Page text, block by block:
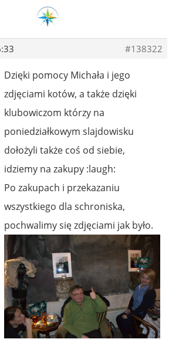
#138322
Dzięki pomocy Michała i jego
zdjęciami kotów, a także dzięki
klubowiczom którzy na
poniedziałkowym slajdowisku
dołożyli także coś od siebie,
idziemy na zakupy :laugh:
Po zakupach i przekazaniu
wszystkiego dla schroniska,
pochwalimy się zdjęciami jak było.